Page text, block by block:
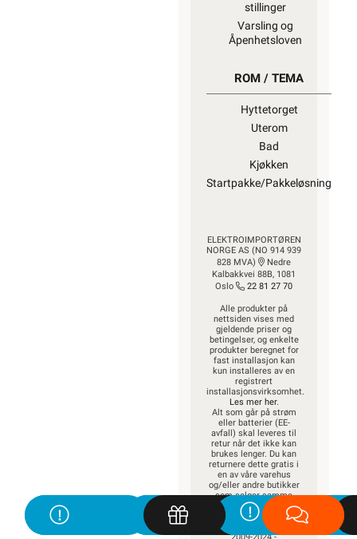
stillinger
Varsling og
Åpenhetsloven
ROM / TEMA
Hyttetorget
Uterom
Bad
Kjøkken
Startpakke/Pakkeløsning
ELEKTROIMPORTØREN
NORGE AS (NO 914 939
828 MVA)
Nedre
Kalbakkvei 88B, 1081
Oslo
22 81 27 70
Alle produkter på
nettsiden vises med
gjeldende priser og
betingelser, og enkelte
produkter beregnet for
fast installasjon kan
kun installeres av en
registrert
installasjonsvirksomhet.
Les mer her.
Alt som går på strøm
eller batterier (EE-
avfall) skal leveres til
retur når det ikke kan
brukes lenger. Du kan
returnere dette gratis i
en av våre varehus
og/eller andre butikker
som selger samme
type varer.Les mer her.
Alt innhold Copyright ©